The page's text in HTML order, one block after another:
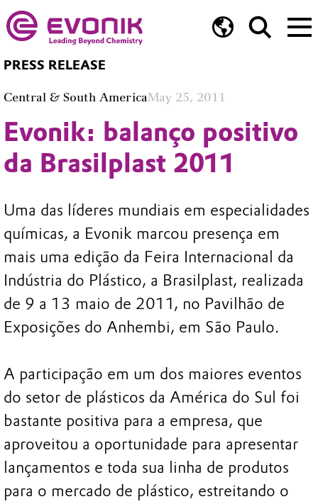
PRESS RELEASE
Central & South AmericaMay 25, 2011
Evonik: balanço positivo
da Brasilplast 2011
Uma das líderes mundiais em especialidades
químicas, a Evonik marcou presença em
mais uma edição da Feira Internacional da
Indústria do Plástico, a Brasilplast, realizada
de 9 a 13 maio de 2011, no Pavilhão de
Exposições do Anhembi, em São Paulo.
A participação em um dos maiores eventos
do setor de plásticos da América do Sul foi
bastante positiva para a empresa, que
aproveitou a oportunidade para apresentar
lançamentos e toda sua linha de produtos
para o mercado de plástico, estreitando o